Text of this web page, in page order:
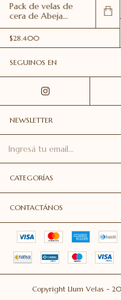
Pack de velas de
cera de Abeja
Candeleras
$28.400
SEGUINOS EN
NEWSLETTER
CATEGORÍAS
CONTACTÁNOS
Copyright Llum Velas -